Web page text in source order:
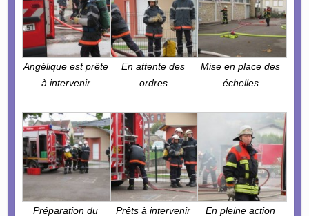
Angélique est prête
à intervenir
En attente des
ordres
Mise en place des
échelles
Préparation du
Prêts à intervenir En pleine action